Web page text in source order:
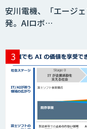
安川電機、「エージ
発。AIロボ…